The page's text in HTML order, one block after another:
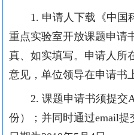
1. 申请人下载《中国
重点实验室开放课题申请
真、如实填写。申请人所
意见，单位领导在申请书
2. 课题申请书须提交
份）；并同时通过email提